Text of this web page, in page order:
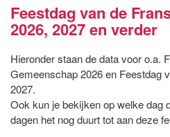
Feestdag van de
2026, 2027 en verder
Hieronder staan de data voor o.a.
Gemeenschap 2026 en Feestdag
2027.
Ook kun je bekijken op welke dag
dagen het nog duurt tot aan deze